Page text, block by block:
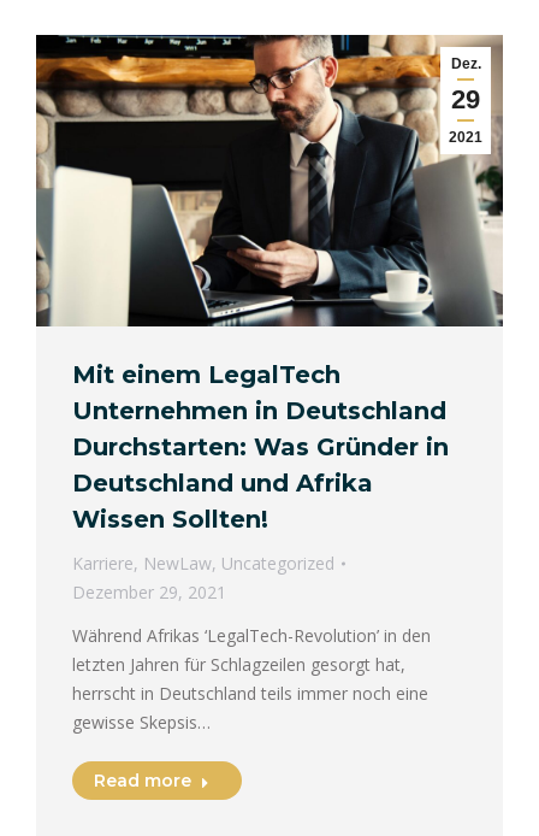
Dez.
29
2021
Mit einem LegalTech
Unternehmen in Deutschland
Durchstarten: Was Gründer in
Deutschland und Afrika
Wissen Sollten!
Karriere, NewLaw, Uncategorized
Dezember 29, 2021
Während Afrikas ‘LegalTech-Revolution’ in den
letzten Jahren für Schlagzeilen gesorgt hat,
herrscht in Deutschland teils immer noch eine
gewisse Skepsis…
Read more